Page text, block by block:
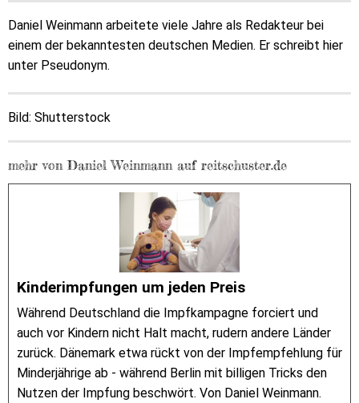
Daniel Weinmann arbeitete viele Jahre als Redakteur bei
einem der bekanntesten deutschen Medien. Er schreibt hier
unter Pseudonym.
Bild: Shutterstock
mehr von Daniel Weinmann auf reitschuster.de
Kinderimpfungen um jeden Preis
Während Deutschland die Impfkampagne forciert und
auch vor Kindern nicht Halt macht, rudern andere Länder
zurück. Dänemark etwa rückt von der Impfempfehlung für
Minderjährige ab - während Berlin mit billigen Tricks den
Nutzen der Impfung beschwört. Von Daniel Weinmann.